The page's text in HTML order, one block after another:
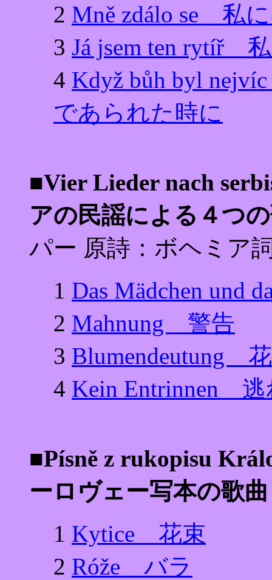
2 Mně zdálo se 私
3 Já jsem ten rytíř
4 Když bůh byl
であられた時に
■Vier Lieder nach
アの民謡による４つ
パー 原詩：ボヘミア
1 Das Mädchen und
2 Mahnung 警告
3 Blumendeutung
4 Kein Entrinnen 逃
■Písně z rukopisu
ーロヴェー写本の歌曲
1 Kytice 花束
2 Róže バラ